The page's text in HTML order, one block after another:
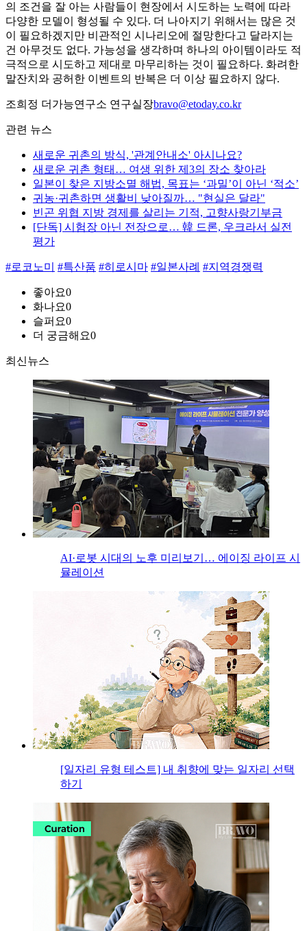
의 조건을 잘 아는 사람들이 현장에서 시도하는 노력에 따라
다양한 모델이 형성될 수 있다. 더 나아지기 위해서는 많은 것
이 필요하겠지만 비관적인 시나리오에 절망한다고 달라지는
건 아무것도 없다. 가능성을 생각하며 하나의 아이템이라도 적
극적으로 시도하고 제대로 마무리하는 것이 필요하다. 화려한
말잔치와 공허한 이벤트의 반복은 더 이상 필요하지 않다.
조희정 더가능연구소 연구실장bravo@etoday.co.kr
관련 뉴스
새로운 귀촌의 방식, '관계안내소' 아시나요?
새로운 귀촌 형태… 여생 위한 제3의 장소 찾아라
일본이 찾은 지방소멸 해법, 목표는 ‘과밀’이 아닌 ‘적소’
귀농·귀촌하면 생활비 낮아질까… "현실은 달라"
빈곤 위협 지방 경제를 살리는 기적, 고향사랑기부금
[단독] 시험장 아닌 전장으로… 韓 드론, 우크라서 실전
평가
#로코노미 #특산품 #히로시마 #일본사례 #지역경쟁력
좋아요0
화나요0
슬퍼요0
더 궁금해요0
최신뉴스
AI·로봇 시대의 노후 미리보기… 에이징 라이프 시
뮬레이션
[일자리 유형 테스트] 내 취향에 맞는 일자리 선택
하기